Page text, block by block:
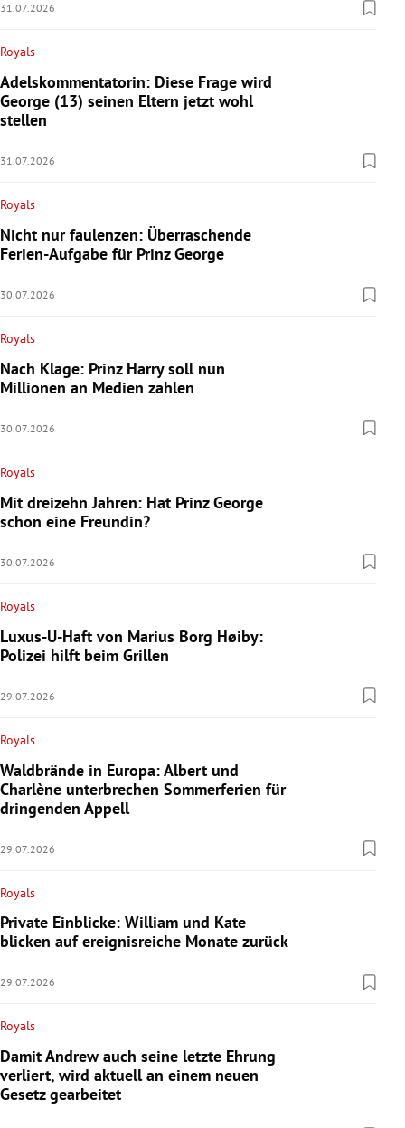
31.07.2026
Royals
Adelskommentatorin: Diese Frage wird
George (13) seinen Eltern jetzt wohl
stellen
31.07.2026
Royals
Nicht nur faulenzen: Überraschende
Ferien-Aufgabe für Prinz George
30.07.2026
Royals
Nach Klage: Prinz Harry soll nun
Millionen an Medien zahlen
30.07.2026
Royals
Mit dreizehn Jahren: Hat Prinz George
schon eine Freundin?
30.07.2026
Royals
Luxus-U-Haft von Marius Borg Høiby:
Polizei hilft beim Grillen
29.07.2026
Royals
Waldbrände in Europa: Albert und
Charlène unterbrechen Sommerferien für
dringenden Appell
29.07.2026
Royals
Private Einblicke: William und Kate
blicken auf ereignisreiche Monate zurück
29.07.2026
Royals
Damit Andrew auch seine letzte Ehrung
verliert, wird aktuell an einem neuen
Gesetz gearbeitet